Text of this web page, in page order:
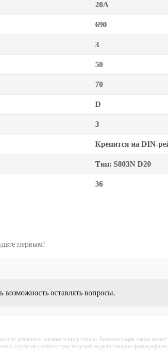
20А
690
3
50
70
D
3
Крепится на DIN-
Тип: S803N D20
36
первым!
возможность оставлять вопросы.
от реального внешнего вида товара. Комплектация также
в случае не соответствия текущей модели товаров